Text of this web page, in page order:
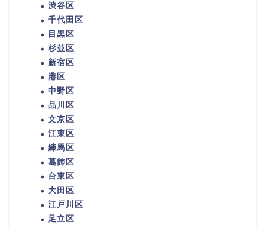
渋谷区
千代田区
目黒区
杉並区
新宿区
港区
中野区
品川区
文京区
江東区
練馬区
葛飾区
台東区
大田区
江戸川区
足立区